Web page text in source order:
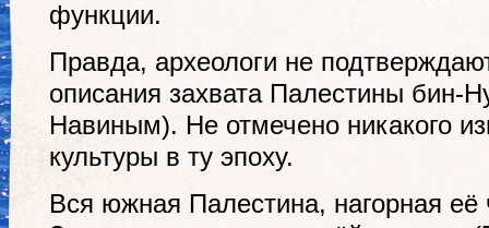
функции.
Правда, археологи не
описания захвата Палестины бин-
Навиным). Не отмечено никакого
культуры в ту эпоху.
Вся южная Палестина, нагорная её